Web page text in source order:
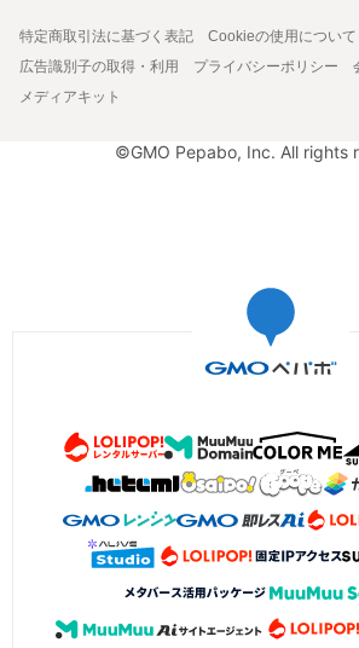
特定商取引法に基づく表記
Cookieの使用について
広告識別子の取得・利用
プライバシーポリシー
メディアキット
©GMO Pepabo, Inc. All rights